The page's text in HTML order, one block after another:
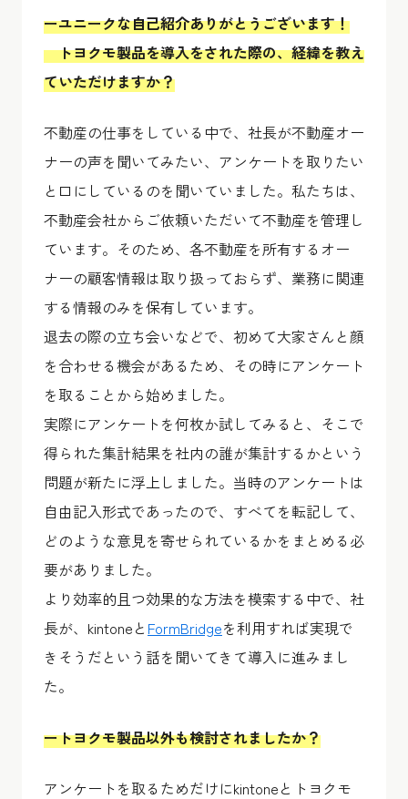
ーユニークな自己紹介ありがとうございます！
トヨクモ製品を導入をされた際の、経緯を教え
ていただけますか？
不動産の仕事をしている中で、社長が不動産オー
ナーの声を聞いてみたい、アンケートを取りたい
と口にしているのを聞いていました。私たちは、
不動産会社からご依頼いただいて不動産を管理し
ています。そのため、各不動産を所有するオー
ナーの顧客情報は取り扱っておらず、業務に関連
する情報のみを保有しています。
退去の際の立ち会いなどで、初めて大家さんと顔
を合わせる機会があるため、その時にアンケート
を取ることから始めました。
実際にアンケートを何枚か試してみると、そこで
得られた集計結果を社内の誰が集計するかという
問題が新たに浮上しました。当時のアンケートは
自由記入形式であったので、すべてを転記して、
どのような意見を寄せられているかをまとめる必
要がありました。
より効率的且つ効果的な方法を模索する中で、社
長が、kintoneと FormBridgeを利用すれば実現で
きそうだという話を聞いてきて導入に進みまし
た。
ートヨクモ製品以外も検討されましたか？
アンケートを取るためだけにkintoneとトヨクモ